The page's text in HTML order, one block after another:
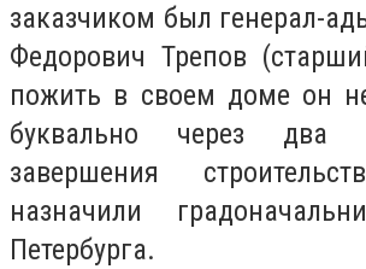
заказчиком был генерал-
Федорович Трепов
пожить в своем доме он
буквально через два
завершения
назначили
Петербурга.